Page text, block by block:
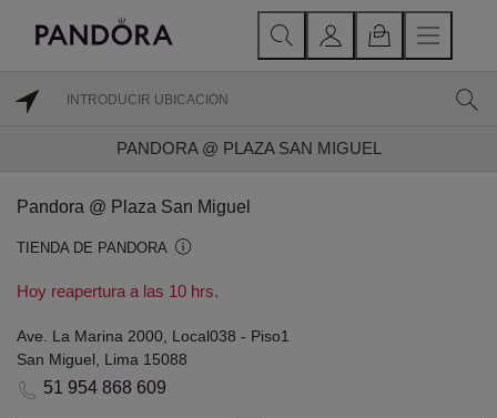
PANDORA @ PLAZA SAN MIGUEL
Pandora @ Plaza San Miguel
TIENDA DE PANDORA
Hoy reapertura a las 10 hrs.
Ave. La Marina 2000, Local038 - Piso1
San Miguel, Lima 15088
51 954 868 609